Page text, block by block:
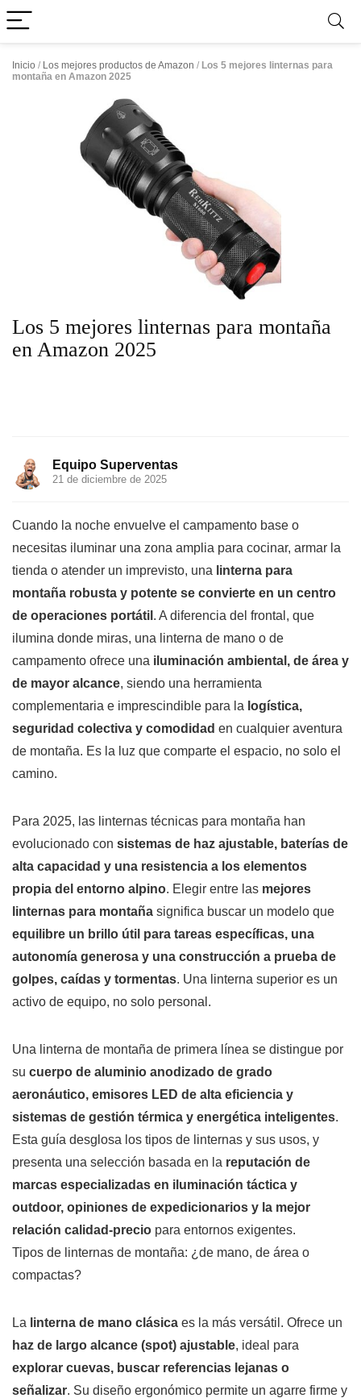
Inicio / Los mejores productos de Amazon / Los 5 mejores linternas para
montaña en Amazon 2025
Los 5 mejores linternas para montaña
en Amazon 2025
Equipo Superventas
21 de diciembre de 2025
Cuando la noche envuelve el campamento base o
necesitas iluminar una zona amplia para cocinar, armar la
tienda o atender un imprevisto, una linterna para
montaña robusta y potente se convierte en un centro
de operaciones portátil . A diferencia del frontal, que
ilumina donde miras, una linterna de mano o de
campamento ofrece una iluminación ambiental, de área y
de mayor alcance, siendo una herramienta
complementaria e imprescindible para la logística,
seguridad colectiva y comodidad en cualquier aventura
de montaña. Es la luz que comparte el espacio, no solo el
camino.
Para 2025, las linternas técnicas para montaña han
evolucionado con sistemas de haz ajustable, baterías de
alta capacidad y una resistencia a los elementos
propia del entorno alpino. Elegir entre las mejores
linternas para montaña significa buscar un modelo que
equilibre un brillo útil para tareas específicas, una
autonomía generosa y una construcción a prueba de
golpes, caídas y tormentas. Una linterna superior es un
activo de equipo, no solo personal.
Una linterna de montaña de primera línea se distingue por
su cuerpo de aluminio anodizado de grado
aeronáutico, emisores LED de alta eficiencia y
sistemas de gestión térmica y energética inteligentes.
Esta guía desglosa los tipos de linternas y sus usos, y
presenta una selección basada en la reputación de
marcas especializadas en iluminación táctica y
outdoor, opiniones de expedicionarios y la mejor
relación calidad-precio para entornos exigentes.
Tipos de linternas de montaña: ¿de mano, de área o
compactas?
La linterna de mano clásica es la más versátil. Ofrece un
haz de largo alcance (spot) ajustable, ideal para
explorar cuevas, buscar referencias lejanas o
señalizar. Su diseño ergonómico permite un agarre firme y